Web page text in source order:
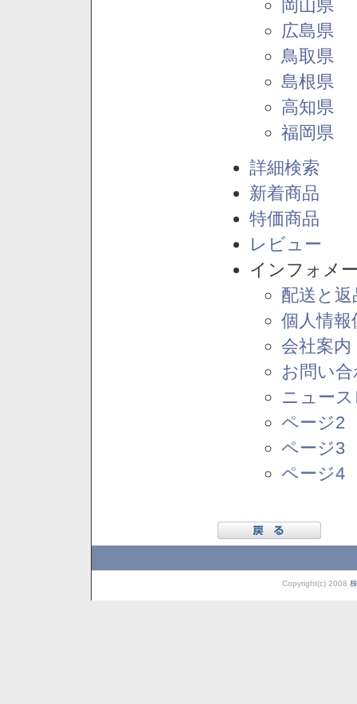
岡山県
広島県
鳥取県
島根県
高知県
福岡県
詳細検索
新着商品
特価商品
レビュー
インフォメ
配送と
個人情報
会社案内
お問い
ニュー
ページ2
ページ3
ページ4
Copyright(c) 2008